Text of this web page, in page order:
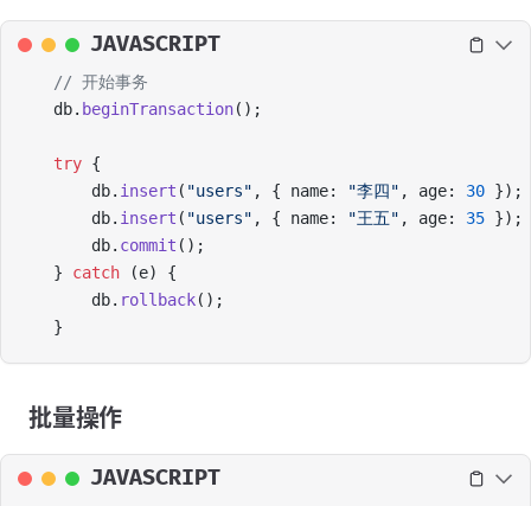
JAVASCRIPT
// 开始事务
db. beginTransaction();
try {
    db.
insert ( "users" , { name: "李四" , age: 30 });
    db.
insert ( "users" , { name: "王五" , age: 35 });
    db.
commit ();
} catch (e) {
    db.
rollback();
}
批量操作
JAVASCRIPT